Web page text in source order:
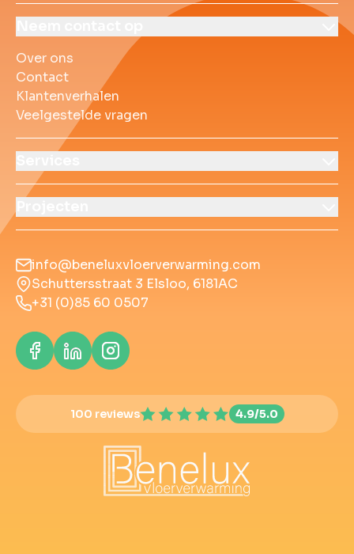
Klantenverhalen Veelgestelde
Over ons
Contact
Klantenverhalen
Veelgestelde vragen
info@beneluxvloerverwarming.com
Schuttersstraat 3 Elsloo, 6181AC
+31 (0)85 60 0507
100 reviews 4.9/5.0